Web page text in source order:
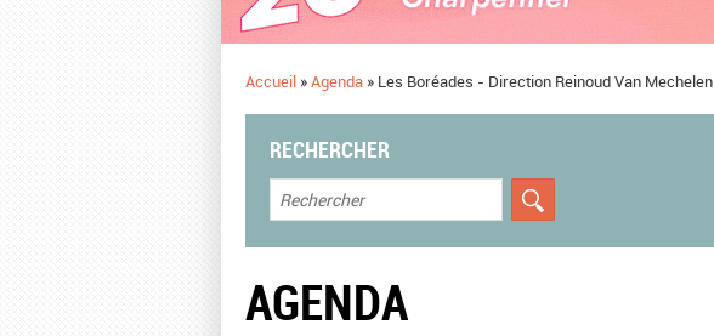
Accueil »Agenda » Les Boréades - Direction Reinoud Van Mechelen
RECHERCHER
AGENDA